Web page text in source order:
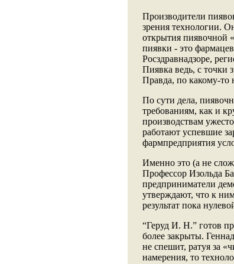
Производители
зрения технологии.
открытия пиявочной
пиявки - это
Росздравнадзоре,
Пиявка ведь, с точки
Правда, по какому-
По сути дела,
требованиям, как и
производствам
работают успевшие
фармпредприятия
Именно это (а не
Профессор Изольда
предприниматели
утверждают, что к
результат пока
“Геруд И. Н.” готов
более закрыты.
не спешит, ратуя за
намерения, то